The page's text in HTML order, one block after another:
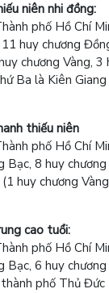
niên nhi đồng:
phố Hồ Chí
huy chương
chương Vàng,
Ba là Kiên
thiếu niên
phố Hồ Chí
Bạc, 8 huy
huy chương
cao tuổi:
phố Hồ Chí
Bạc, 6 huy
phố Thủ Đức